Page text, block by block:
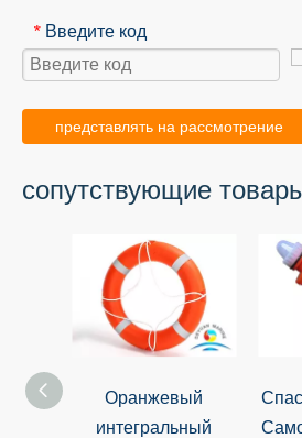
* Введите код
представлять на рассмотрение
сопутствующие
Оранжевый
интегральный